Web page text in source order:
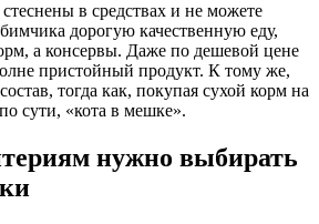
в средствах и не можете
дорогую качественную еду,
а консервы. Даже по дешевой цене
пристойный продукт. К тому же,
тогда как, покупая сухой корм на
сути, «кота в мешке».
нужно выбирать